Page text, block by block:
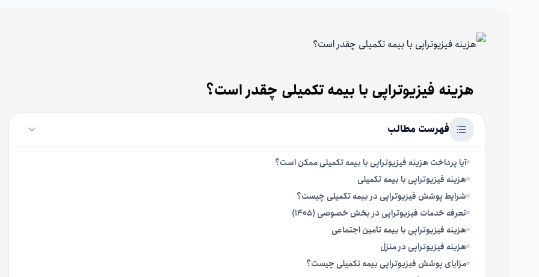
هزینه فیزیوتراپی با بیمه تکمیلی چقدر است؟
فهرست مطالب
آیا پرداخت هزینه فیزیوتراپی با بیمه تکمیلی ممکن است؟
هزینه فیزیوتراپی با بیمه تکمیلی
شرایط پوشش فیزیوتراپی در بیمه تکمیلی چیست؟
تعرفه خدمات فیزیوتراپی در بخش خصوصی (1405)
هزینه فیزیوتراپی با بیمه تأمین اجتماعی
هزینه فیزیوتراپی در منزل
مزایای پوشش فیزیوتراپی بیمه تکمیلی چیست؟